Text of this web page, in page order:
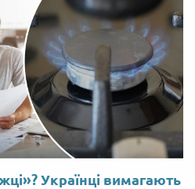
Українці вимагають